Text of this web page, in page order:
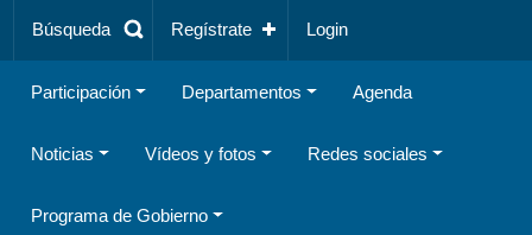
Búsqueda Regístrate Login
Participación Departamentos Agenda
Noticias Vídeos y fotos Redes sociales
Programa de Gobierno